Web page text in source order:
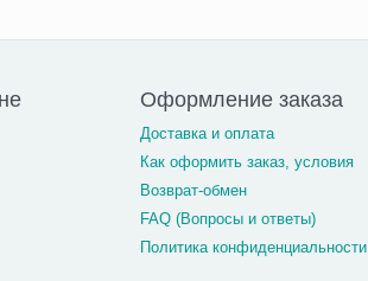
Оформление заказа
Доставка и оплата
Как оформить заказ, условия
Возврат-обмен
FAQ (Вопросы и ответы)
Политика конфиденциальности